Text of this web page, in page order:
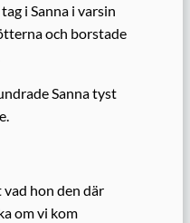
i Sanna i varsin
och borstade
Sanna tyst
hon den där
om vi kom